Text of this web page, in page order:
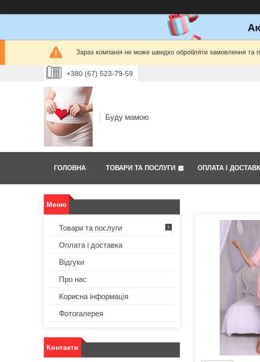
Зараз компанія не може швидко обробляти замовлення та
+380 (67) 523-79-59
Буду мамою
ГОЛОВНА ТОВАРИ ТА ПОСЛУГИ ОПЛАТА І
Товари та послуги
Оплата і доставка
Відгуки
Про нас
Корисна інформація
Фотогалерея
Контакти